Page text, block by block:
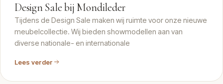
Design Sale bij Mondileder
Tijdens de Design Sale maken wij ruimte voor onze nieuwe
meubelcollectie. Wij bieden showmodellen aan van
diverse nationale- en internationale
Lees verder